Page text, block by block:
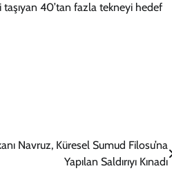
40’tan fazla tekneyi hedef
Navruz, Küresel Sumud Filosu’na
Yapılan Saldırıyı Kınadı